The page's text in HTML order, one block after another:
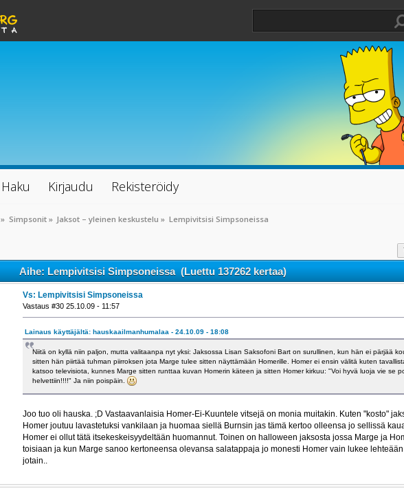
Haku Kirjaudu Rekisteröidy
» Simpsonit» Jaksot – yleinen keskustelu » Lempivitsisi Simpsoneissa
Aihe: Lempivitsisi Simpsoneissa (Luettu 137262 kertaa)
Vs: Lempivitsisi Simpsoneissa
Vastaus #30 25.10.09 - 11:57
Lainaus käyttäjältä: hauskaailmanhumalaa - 24.10.09 - 18:08
Niitä on kyllä niin paljon, mutta valitaanpa nyt yksi: Jaksossa Lisan Saksofoni Bart on surullinen, kun hän ei pärjää
sitten hän piirtää tuhman piirroksen jota Marge tulee sitten näyttämään Homerille. Homer ei ensin välitä kuten
katsoo televisiota, kunnes Marge sitten runttaa kuvan Homerin käteen ja sitten Homer kirkuu: "Voi hyvä luoja vie se
helvettiin!!!!" Ja niin poispäin.
Joo tuo oli hauska. ;D Vastaavanlaisia Homer-Ei-Kuuntele vitsejä on monia muitakin. Kuten "kosto"
Homer joutuu lavastetuksi vankilaan ja huomaa siellä Burnsin jas tämä kertoo olleensa jo sellissä
Homer ei ollut tätä itsekeskeisyydeltään huomannut. Toinen on halloween jaksosta jossa Marge ja
toisiaan ja kun Marge sanoo kertoneensa olevansa salatappaja jo monesti Homer vain lukee
jotain..